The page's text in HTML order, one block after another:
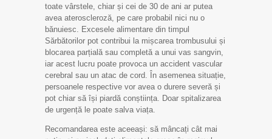
toate vârstele, chiar și cei de 30 de ani ar putea
avea ateroscleroză, pe care probabil nici nu o
bănuiesc. Excesele alimentare din timpul
Sărbătorilor pot contribui la mișcarea trombusului și
blocarea parțială sau completă a unui vas sangvin,
iar acest lucru poate provoca un accident vascular
cerebral sau un atac de cord. În asemenea situație,
persoanele respective vor avea o durere severă și
pot chiar să își piardă conștiința. Doar spitalizarea
de urgență le poate salva viața.
Recomandarea este aceeași: să mâncați cât mai